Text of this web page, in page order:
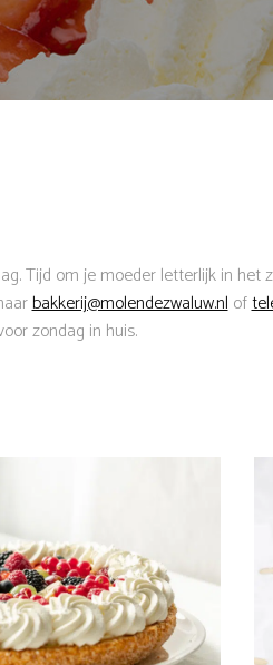
Tijd om je moeder letterlijk in het
bakkerij@molendezwaluw.nlof
zondag in huis.